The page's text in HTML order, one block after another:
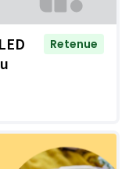
Retenue